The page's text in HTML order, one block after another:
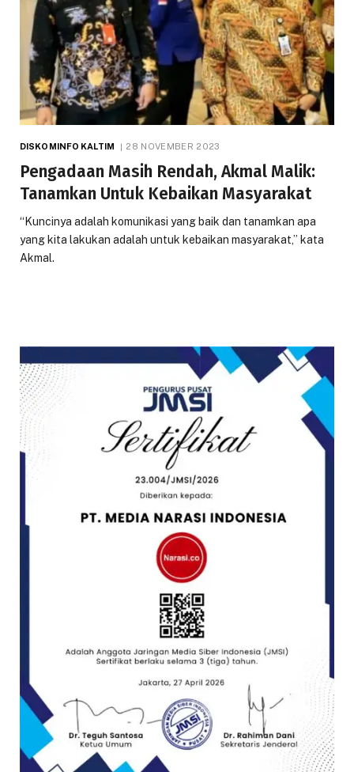
DISKOMINFO KALTIM 28 NOVEMBER 2023
Pengadaan Masih Rendah, Akmal Malik:
Tanamkan Untuk Kebaikan Masyarakat
“Kuncinya adalah komunikasi yang baik dan tanamkan apa
yang kita lakukan adalah untuk kebaikan masyarakat,” kata
Akmal.